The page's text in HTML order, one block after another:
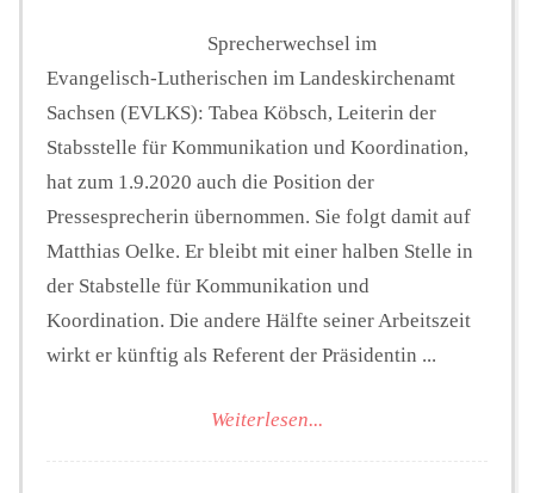
Seminare
Unterstützen
Sprecherwechsel im
Evangelisch-Lutherischen im Landeskirchenamt
Sachsen (EVLKS): Tabea Köbsch, Leiterin der
Stabsstelle für Kommunikation und Koordination,
hat zum 1.9.2020 auch die Position der
Pressesprecherin übernommen. Sie folgt damit auf
Matthias Oelke. Er bleibt mit einer halben Stelle in
der Stabstelle für Kommunikation und
Koordination. Die andere Hälfte seiner Arbeitszeit
wirkt er künftig als Referent der Präsidentin ...
Weiterlesen...